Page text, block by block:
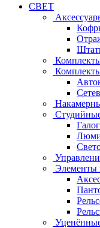
СВЕТ
Элементы